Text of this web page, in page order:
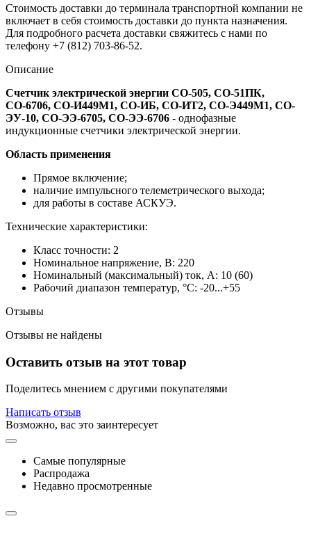
Стоимость доставки до терминала транспортной компании не
включает в себя стоимость доставки до пункта назначения.
Для подробного расчета доставки свяжитесь с нами по
телефону +7 (812) 703-86-52.
Описание
Счетчик электрической энергии СО-505, СО-51ПК,
СО-6706, СО-И449М1, СО-ИБ, СО-ИТ2, СО-Э449М1, СО-
ЭУ-10, СО-ЭЭ-6705, СО-ЭЭ-6706 - однофазные
индукционные счетчики электрической энергии.
Область применения
Прямое включение;
наличие импульсного телеметрического выхода;
для работы в составе АСКУЭ.
Технические характеристики:
Класс точности: 2
Номинальное напряжение, В: 220
Номинальный (максимальный) ток, А: 10 (60)
Рабочий диапазон температур, °С: -20...+55
Отзывы
Отзывы не найдены
Оставить отзыв на этот товар
Поделитесь мнением с другими покупателями
Написать отзыв
Возможно, вас это заинтересует
Самые популярные
Распродажа
Недавно просмотренные